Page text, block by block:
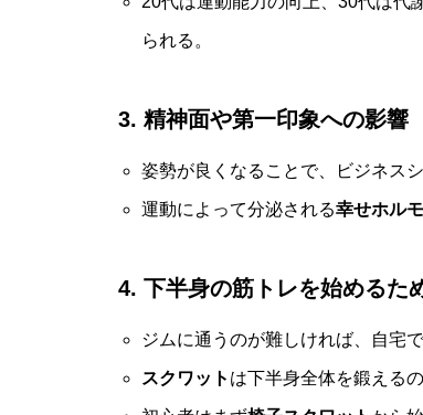
られる。
3. 精神面や第一印象への影響
姿勢が良くなることで、ビジネス
運動によって分泌される幸せホル
4. 下半身の筋トレを始めるた
ジムに通うのが難しければ、自宅
スクワット は下半身全体を鍛える